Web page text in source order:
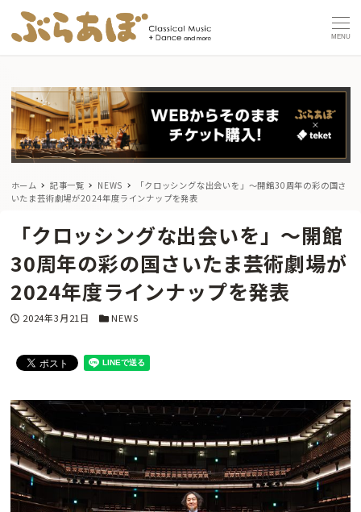
MENU
ホーム 記事一覧 NEWS
「クロッシングな出会いを」〜開館30周年の彩の国さ
いたま芸術劇場が2024年度ラインナップを発表
「クロッシングな出会いを」〜開館
30周年の彩の国さいたま芸術劇場が
2024年度ラインナップを発表
投稿日
2024年3月21日 カテゴリー
NEWS